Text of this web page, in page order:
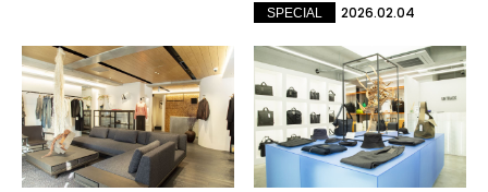
SPECIAL 2026.02.04